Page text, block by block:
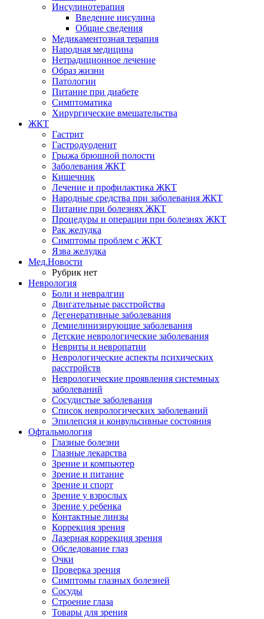
Инсулинотерапия
Введение инсулина
Общие сведения
Медикаментозная терапия
Народная медицина
Нетрадиционное лечение
Образ жизни
Патологии
Питание при диабете
Симптоматика
Хирургические вмешательства
ЖКТ
Гастрит
Гастродуоденит
Грыжа брюшной полости
Заболевания ЖКТ
Кишечник
Лечение и профилактика ЖКТ
Народные средства при заболевания ЖКТ
Питание при болезнях ЖКТ
Процедуры и операции при болезнях ЖКТ
Рак желудка
Симптомы проблем с ЖКТ
Язва желудка
Мед.Новости
Рубрик нет
Неврология
Боли и невралгии
Двигательные расстройства
Дегенеративные заболевания
Демиелинизирующие заболевания
Детские неврологические заболевания
Невриты и невропатии
Неврологические аспекты психических
расстройств
Неврологические проявления системных
заболеваний
Сосудистые заболевания
Список неврологических заболеваний
Эпилепсия и конвульсивные состояния
Офтальмология
Глазные болезни
Глазные лекарства
Зрение и компьютер
Зрение и питание
Зрение и спорт
Зрение у взрослых
Зрение у ребенка
Контактные линзы
Коррекция зрения
Лазерная коррекция зрения
Обследование глаз
Очки
Проверка зрения
Симптомы глазных болезней
Сосуды
Строение глаза
Товары для зрения